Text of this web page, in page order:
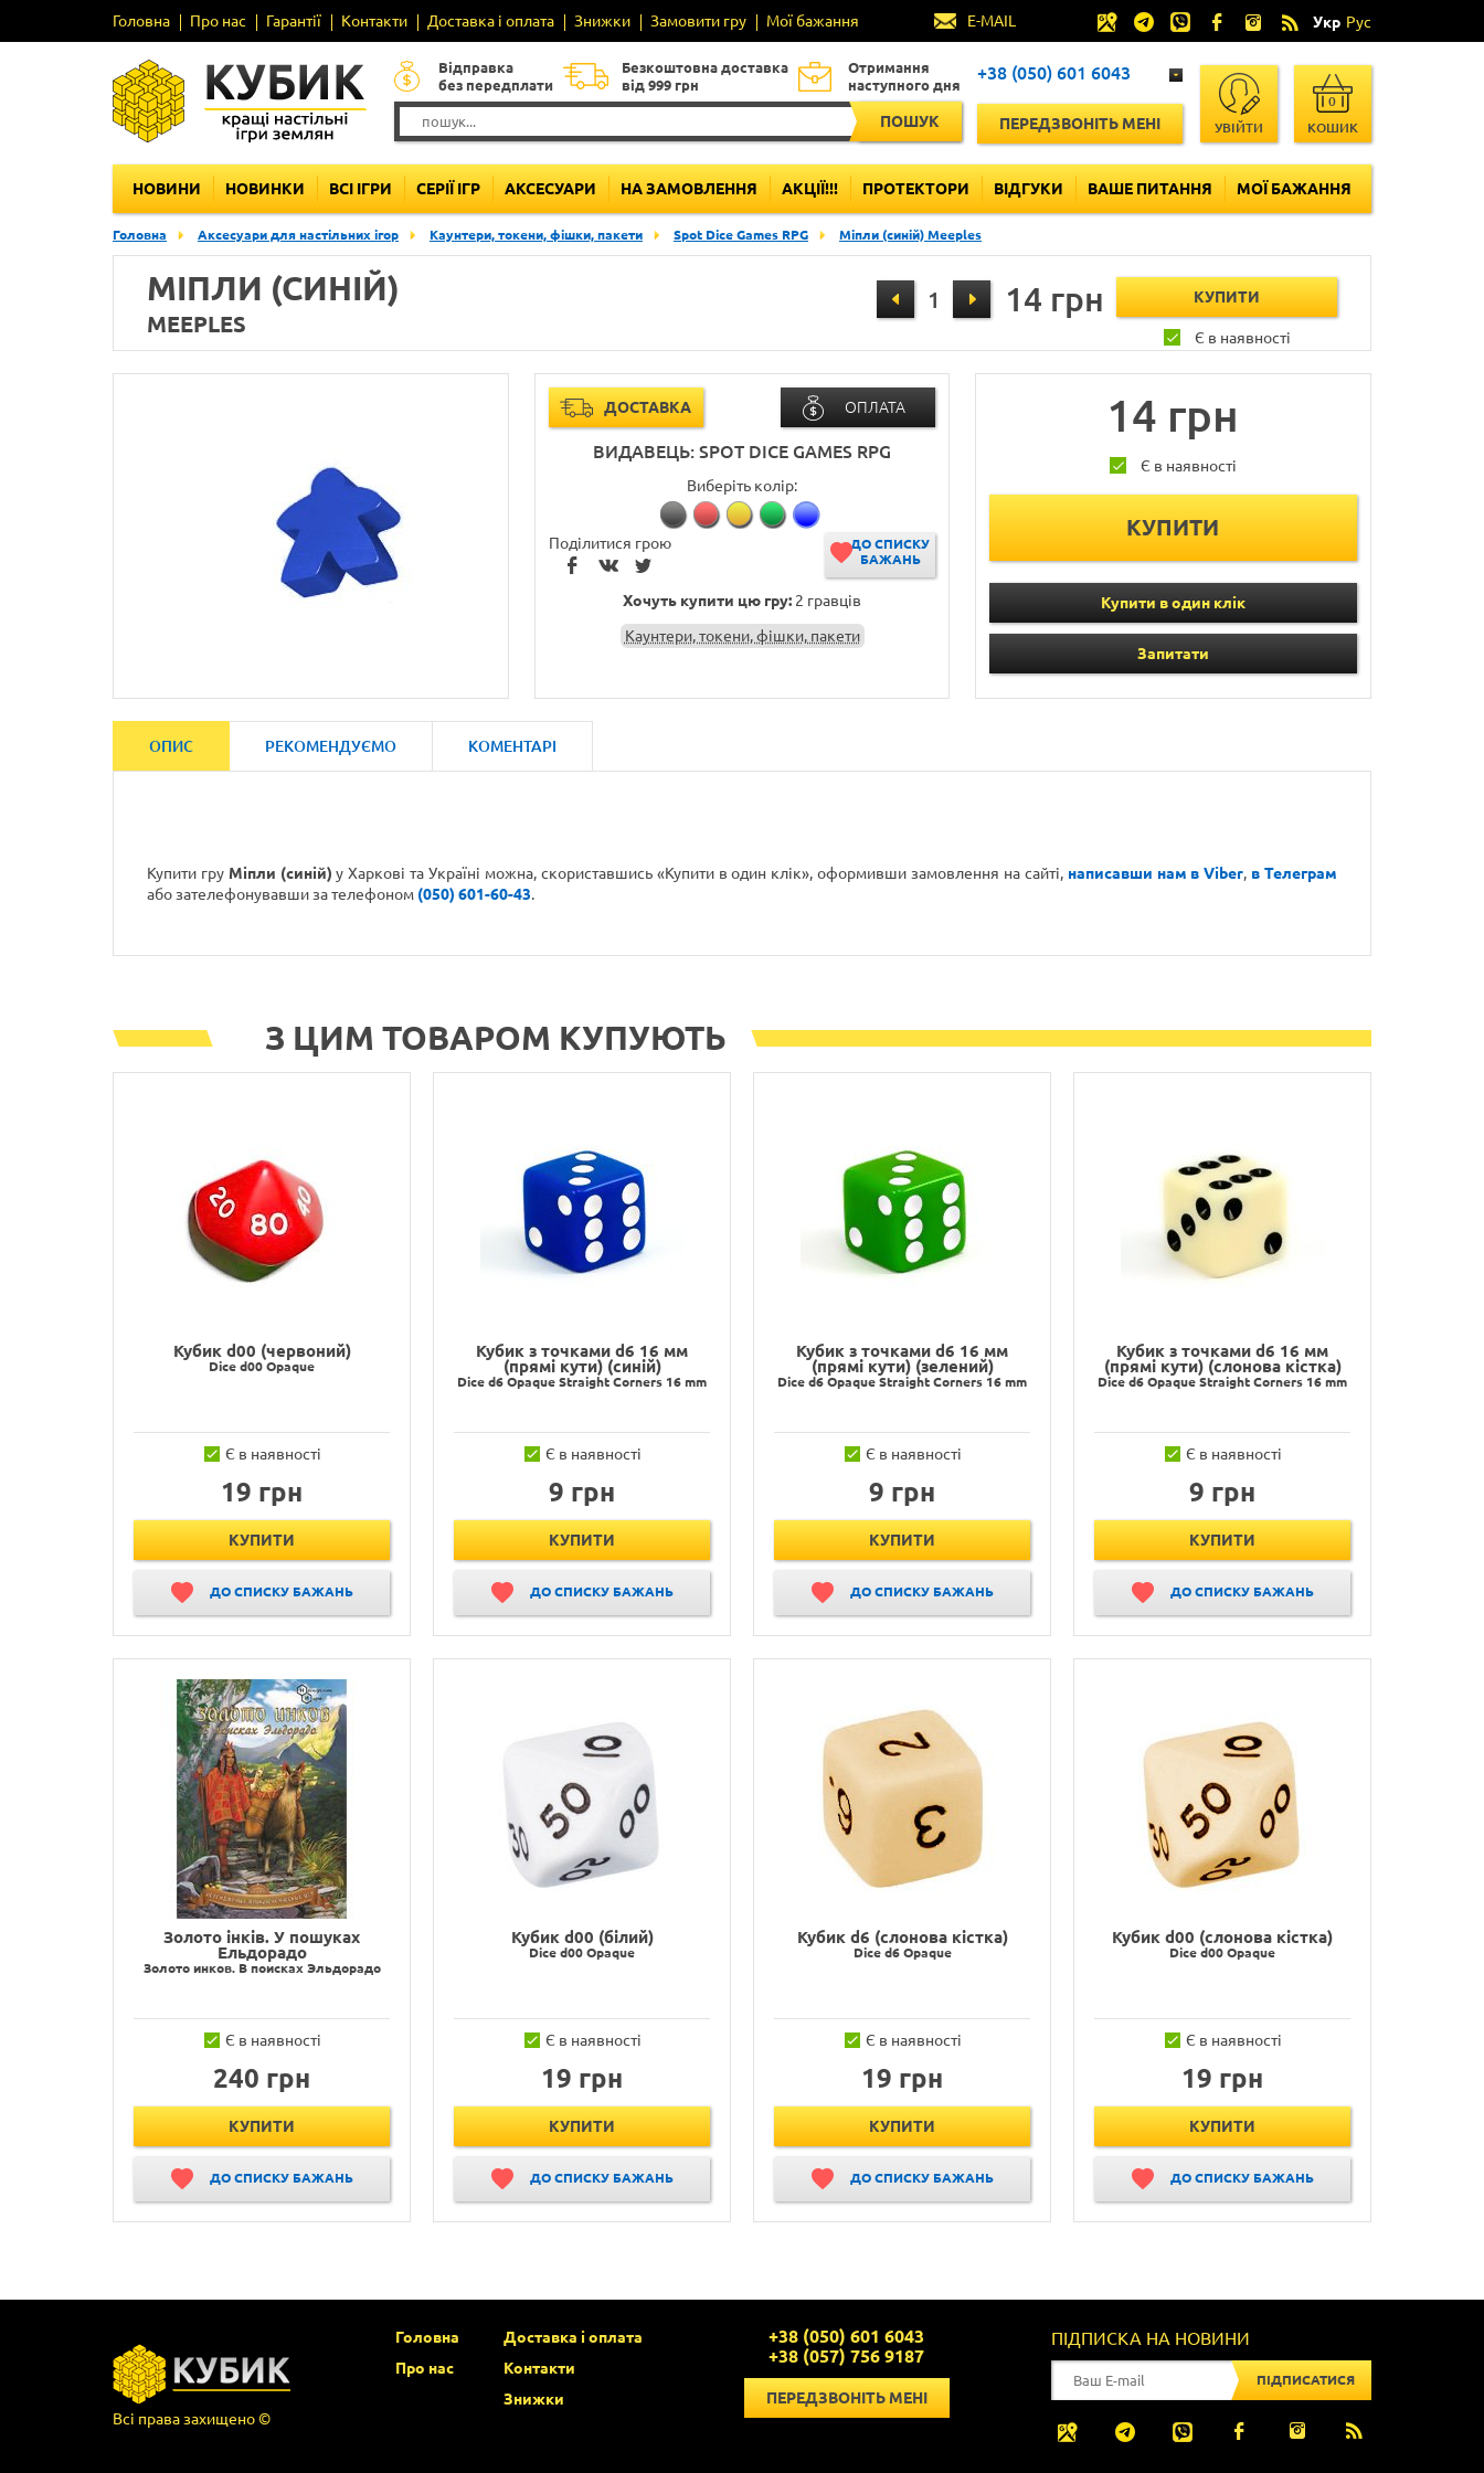
Головна Про нас Гарантії Контакти Доставка і оплата Знижки Замовити гру Мої бажання E-MAIL Укр Рус
Відправка
без передплати
Безкоштовна доставка
від 999 грн
Отримання
наступного дня
ПОШУК
+38 (050) 601 6043
ПЕРЕДЗВОНІТЬ МЕНІ УВІЙТИ КОШИК
0
НОВИНИ НОВИНКИ ВСІ ІГРИ СЕРІЇ ІГР АКСЕСУАРИ НА ЗАМОВЛЕННЯ АКЦІЇ!!! ПРОТЕКТОРИ ВІДГУКИ ВАШЕ ПИТАННЯ МОЇ БАЖАННЯ
Головна Аксесуари для настільних ігор Каунтери, токени, фішки, пакети Spot Dice Games RPG Міпли (синій) Meeples
МІПЛИ (СИНІЙ)
MEEPLES
14 грн
Є в наявності
ДОСТАВКА ОПЛАТА
ВИДАВЕЦЬ: SPOT DICE GAMES RPG
Виберіть колір:
Поділитися грою
ДО СПИСКУ
БАЖАНЬ
Хочуть купити цю гру: 2 гравців
Каунтери, токени, фішки, пакети
14 грн
Є в наявності
Купити в один клік
Запитати
ОПИС РЕКОМЕНДУЄМО КОМЕНТАРІ
Купити гру Міпли (синій) у Харкові та Україні можна, скориставшись «Купити в один клік», оформивши замовлення на сайті, написавши нам в Viber, в Телеграм
або зателефонувавши за телефоном (050) 601-60-43.
З ЦИМ ТОВАРОМ КУПУЮТЬ
Кубик d00 (червоний)
Dice d00 Opaque
Є в наявності
19 грн
КУПИТИ
ДО СПИСКУ БАЖАНЬ
Кубик з точками d6 16 мм
(прямі кути) (синій)
Dice d6 Opaque Straight Corners 16 mm
Є в наявності
9 грн
КУПИТИ
ДО СПИСКУ БАЖАНЬ
Кубик з точками d6 16 мм
(прямі кути) (зелений)
Dice d6 Opaque Straight Corners 16 mm
Є в наявності
9 грн
КУПИТИ
ДО СПИСКУ БАЖАНЬ
Кубик з точками d6 16 мм
(прямі кути) (слонова кістка)
Dice d6 Opaque Straight Corners 16 mm
Є в наявності
9 грн
КУПИТИ
ДО СПИСКУ БАЖАНЬ
Золото інків. У пошуках
Ельдорадо
Золото инков. В поисках Эльдорадо
Є в наявності
240 грн
КУПИТИ
ДО СПИСКУ БАЖАНЬ
Кубик d00 (білий)
Dice d00 Opaque
Є в наявності
19 грн
КУПИТИ
ДО СПИСКУ БАЖАНЬ
Кубик d6 (слонова кістка)
Dice d6 Opaque
Є в наявності
19 грн
КУПИТИ
ДО СПИСКУ БАЖАНЬ
Кубик d00 (слонова кістка)
Dice d00 Opaque
Є в наявності
19 грн
КУПИТИ
ДО СПИСКУ БАЖАНЬ
Всі права захищено ©
Головна
Про нас
Доставка і оплата
Контакти
Знижки
+38 (050) 601 6043
+38 (057) 756 9187
ПЕРЕДЗВОНІТЬ МЕНІ
ПІДПИСКА НА НОВИНИ
ПІДПИСАТИСЯ